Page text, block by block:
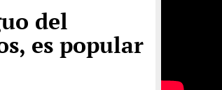
del
es popular